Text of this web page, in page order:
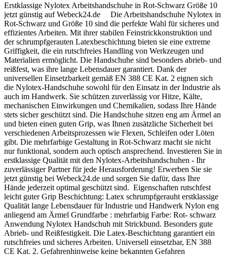
Erstklassige Nylotex Arbeitshandschuhe in Rot-Schwarz Größe 10
jetzt günstig auf Webeck24.de Die Arbeitshandschuhe Nylotex in
Rot-Schwarz und Größe 10 sind die perfekte Wahl für sicheres und
effizientes Arbeiten. Mit ihrer stabilen Feinstrickkonstruktion und
der schrumpfgerauten Latexbeschichtung bieten sie eine extreme
Griffigkeit, die ein rutschfreies Handling von Werkzeugen und
Materialien ermöglicht. Die Handschuhe sind besonders abrieb- und
reißfest, was ihre lange Lebensdauer garantiert. Dank der
universellen Einsetzbarkeit gemäß EN 388 CE Kat. 2 eignen sich
die Nylotex-Handschuhe sowohl für den Einsatz in der Industrie als
auch im Handwerk. Sie schützen zuverlässig vor Hitze, Kälte,
mechanischen Einwirkungen und Chemikalien, sodass Ihre Hände
stets sicher geschützt sind. Die Handschuhe sitzen eng am Ärmel an
und bieten einen guten Grip, was Ihnen zusätzliche Sicherheit bei
verschiedenen Arbeitsprozessen wie Flexen, Schleifen oder Löten
gibt. Die mehrfarbige Gestaltung in Rot-Schwarz macht sie nicht
nur funktional, sondern auch optisch ansprechend. Investieren Sie in
erstklassige Qualität mit den Nylotex-Arbeitshandschuhen - Ihr
zuverlässiger Partner für jede Herausforderung! Erwerben Sie sie
jetzt günstig bei Webeck24.de und sorgen Sie dafür, dass Ihre
Hände jederzeit optimal geschützt sind. Eigenschaften rutschfest
leicht guter Grip Beschichtung: Latex schrumpfgerauht erstklassige
Qualität lange Lebensdauer für Industrie und Handwerk Nylon eng
anliegend am Ärmel Grundfarbe : mehrfarbig Farbe: Rot- schwarz
Anwendung Nylotex Handschuh mit Strickbund. Besonders gute
Abrieb- und Reißfestigkeit. Die Latex-Beschichtung garantiert ein
rutschfreies und sicheres Arbeiten. Universell einsetzbar, EN 388
CE Kat. 2. Gefahrenhinweise keine bekannten Gefahren